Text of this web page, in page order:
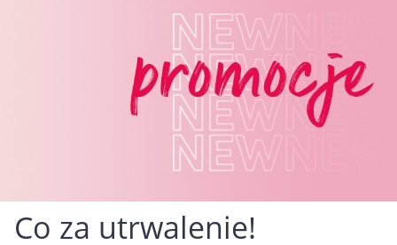
Co za utrwalenie!